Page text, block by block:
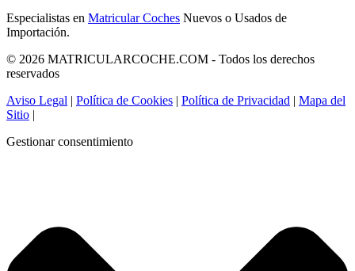
Especialistas en Matricular Coches Nuevos o Usados de
Importación.
© 2026 MATRICULARCOCHE.COM - Todos los derechos
reservados
Aviso Legal | Política de Cookies | Política de Privacidad | Mapa del
Sitio |
Gestionar consentimiento